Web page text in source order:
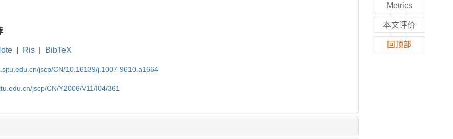
Ris BibTeX
jscp/CN/10.16139/j.1007-9610.a1664
jscp/CN/Y2006/V11/I04/361
Metrics
本文评价
回顶部